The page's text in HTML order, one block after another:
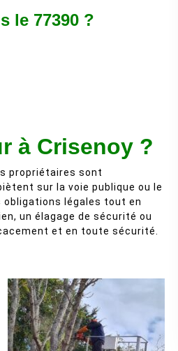
le 77390 ?
à Crisenoy ?
propriétaires sont
sur la voie publique ou le
légales tout en
un élagage de sécurité ou
et en toute sécurité.